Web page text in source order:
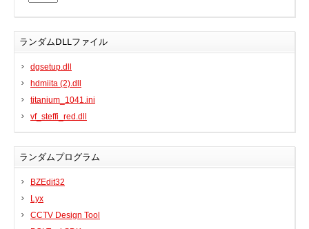
ファームウェア
グラフィックカード
HDD, SSD, NAS, USB
モデム
モニター
マザーボード
ランダムDLLファイル
dgsetup.dll
hdmiita (2).dll
titanium_1041.ini
vf_steffi_red.dll
ランダムプログラム
BZEdit32
Lyx
CCTV Design Tool